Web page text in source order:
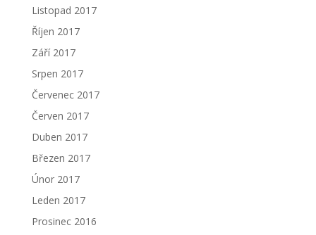
Listopad 2017
Říjen 2017
Září 2017
Srpen 2017
Červenec 2017
Červen 2017
Duben 2017
Březen 2017
Únor 2017
Leden 2017
Prosinec 2016